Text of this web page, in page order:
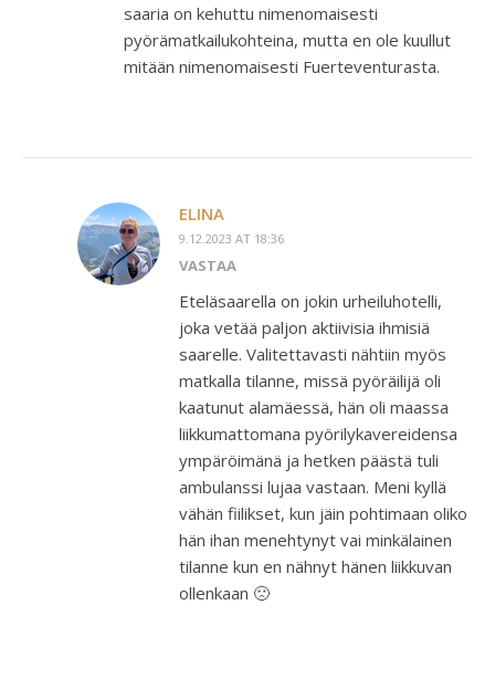
saaria on kehuttu nimenomaisesti
pyörämatkailukohteina, mutta en ole kuullut
mitään nimenomaisesti Fuerteventurasta.
ELINA
9.12.2023 AT 18:36
VASTAA
Eteläsaarella on jokin urheiluhotelli,
joka vetää paljon aktiivisia ihmisiä
saarelle. Valitettavasti nähtiin myös
matkalla tilanne, missä pyöräilijä oli
kaatunut alamäessä, hän oli maassa
liikkumattomana pyörilykavereidensa
ympäröimänä ja hetken päästä tuli
ambulanssi lujaa vastaan. Meni kyllä
vähän fiilikset, kun jäin pohtimaan oliko
hän ihan menehtynyt vai minkälainen
tilanne kun en nähnyt hänen liikkuvan
ollenkaan 🙁